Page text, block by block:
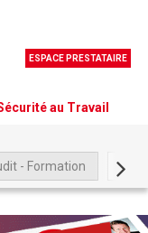
ESPACE PRESTATAIRE
au Travail
- Formation Être